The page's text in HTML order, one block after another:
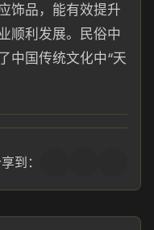
饰品，能有效提升
顺利发展。民俗中
中国传统文化中“天
到：